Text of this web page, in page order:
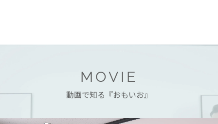
MOVIE
動画で知る『おもいお』